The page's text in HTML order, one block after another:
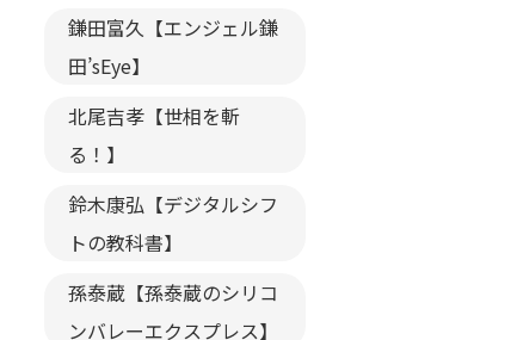
鎌田富久【エンジェル鎌
田’sEye】
北尾吉孝【世相を斬
る！】
鈴木康弘【デジタルシフ
トの教科書】
孫泰蔵【孫泰蔵のシリコ
ンバレーエクスプレス】